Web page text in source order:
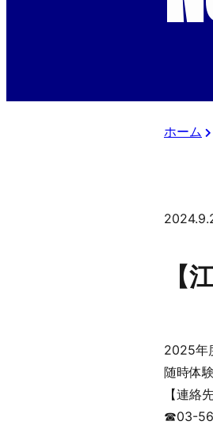
ホーム
【
2025年
随時体
【連絡先
☎︎03-